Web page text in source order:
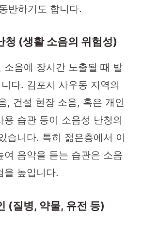
반하기도 합니다.
청 (생활 소음의 위험성)
소음에 장시간 노출될 때 발
다. 김포시 사우동 지역의
, 건설 현장 소음, 혹은 개인
용 습관 등이 소음성 난청의
습니다. 특히 젊은층에서 이
여 음악을 듣는 습관은 소음
을 높입니다.
(질병, 약물, 유전 등)